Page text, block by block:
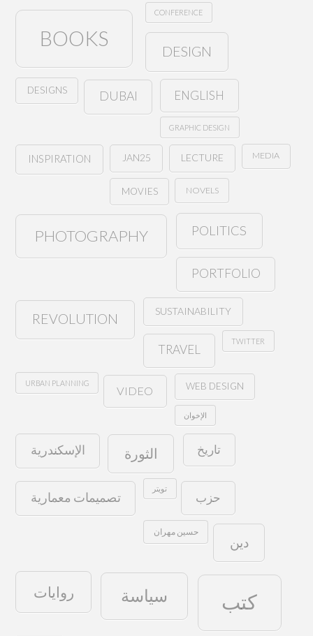
BOOKS
CONFERENCE
DESIGN
DESIGNS DUBAI ENGLISH
GRAPHIC DESIGN
INSPIRATION JAN25 LECTURE MEDIA
MOVIES NOVELS
PHOTOGRAPHY POLITICS
PORTFOLIO
REVOLUTION SUSTAINABILITY
TRAVEL
TWITTER
URBAN PLANNING
VIDEO WEB DESIGN
الإخوان
الإسكندرية الثورة تاريخ
تصميمات معمارية
تويتر
حزب
حسين مهران
دين
روايات سياسة كتب